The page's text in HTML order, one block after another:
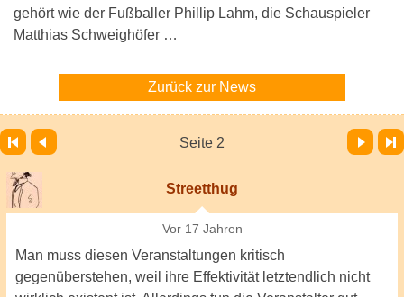
gehört wie der Fußballer Phillip Lahm, die Schauspieler
Matthias Schweighöfer …
Zurück zur News
Seite 2
Vor Letzte Seite
Streetthug
Vor 17 Jahren
Man muss diesen Veranstaltungen kritisch
gegenüberstehen, weil ihre Effektivität letztendlich nicht